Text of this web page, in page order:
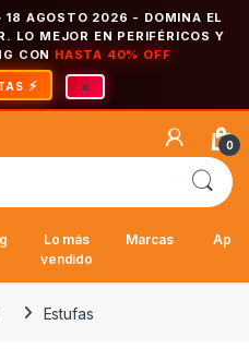
18 AGOSTO 2026 - DOMINA EL
LO MEJOR EN PERIFÉRICOS Y
CON HASTA 40% OFF
×
0
Lo más
vendido
Marcas
Estufas